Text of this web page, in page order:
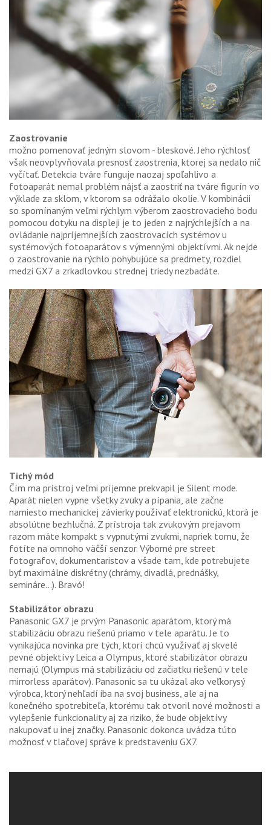
Zaostrovanie
možno pomenovať jedným slovom - bleskové. Jeho rýchlosť
však neovplyvňovala presnosť zaostrenia, ktorej sa nedalo nič
vyčítať. Detekcia tváre funguje naozaj spoľahlivo a
fotoaparát nemal problém nájsť a zaostriť na tváre figurín vo
výklade za sklom, v ktorom sa odrážalo okolie. V kombinácii
so spomínaným veľmi rýchlym výberom zaostrovacieho bodu
pomocou dotyku na displeji je to jeden z najrýchlejších a na
ovládanie najpríjemnejších zaostrovacích systémov u
systémových fotoaparátov s výmennými objektívmi. Ak nejde
o zaostrovanie na rýchlo pohybujúce sa predmety, rozdiel
medzi GX7 a zrkadlovkou strednej triedy nezbadáte.
Tichý mód
Čím ma prístroj veľmi príjemne prekvapil je Silent mode.
Aparát nielen vypne všetky zvuky a pípania, ale začne
namiesto mechanickej závierky používať elektronickú, ktorá je
absolútne bezhlučná. Z prístroja tak zvukovým prejavom
razom máte kompakt s vypnutými zvukmi, napriek tomu, že
fotíte na omnoho väčší senzor. Výborné pre street
fotografov, dokumentaristov a všade tam, kde potrebujete
byť maximálne diskrétny (chrámy, divadlá, prednášky,
semináre...). Bravó!
Stabilizátor obrazu
Panasonic GX7 je prvým Panasonic aparátom, ktorý má
stabilizáciu obrazu riešenú priamo v tele aparátu. Je to
vynikajúca novinka pre tých, ktorí chcú využívať aj skvelé
pevné objektívy Leica a Olympus, ktoré stabilizátor obrazu
nemajú (Olympus má stabilizáciu od začiatku riešenú v tele
mirrorless aparátov). Panasonic sa tu ukázal ako veľkorysý
výrobca, ktorý nehľadí iba na svoj business, ale aj na
konečného spotrebiteľa, ktorému tak otvoril nové možnosti a
vylepšenie funkcionality aj za riziko, že bude objektívy
nakupovať u inej značky. Panasonic dokonca uvádza túto
možnosť v tlačovej správe k predstaveniu GX7.